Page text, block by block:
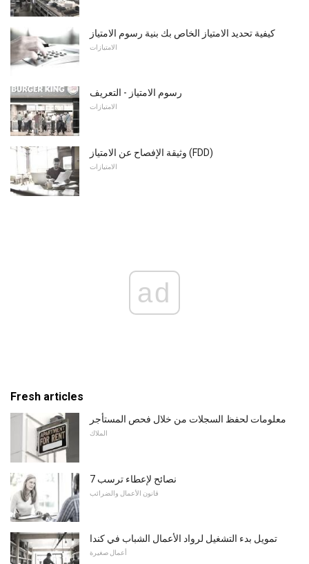
كيفية تحديد الامتياز الخاص بك بنية رسوم الامتياز
الامتيازات
رسوم الامتياز - التعريف
الامتيازات
وثيقة الإفصاح عن الامتياز (FDD)
الامتيازات
ad
Fresh articles
معلومات لحفظ السجلات من خلال فحص المستأجر
الملاك
7 نصائح لإعطاء ترسب
قانون الأعمال والضرائب
تمويل بدء التشغيل لرواد الأعمال الشباب في كندا
أعمال صغيرة